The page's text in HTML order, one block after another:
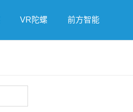
VR陀螺 前方智能